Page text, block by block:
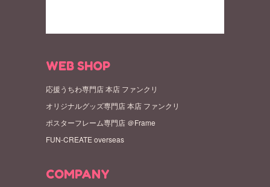
WEB SHOP
応援うちわ専門店 本店 ファンクリ
オリジナルグッズ専門店 本店 ファンクリ
ポスターフレーム専門店 ＠Frame
FUN-CREATE overseas
COMPANY